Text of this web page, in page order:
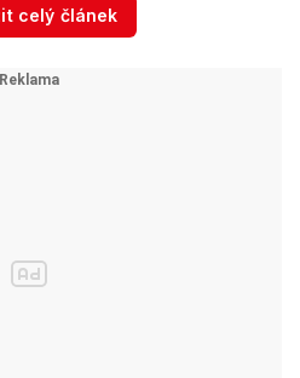
V TURECKU ČTĚTE
celý článek